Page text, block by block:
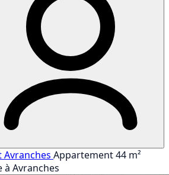
Avranches Appartement 44 m²
à Avranches